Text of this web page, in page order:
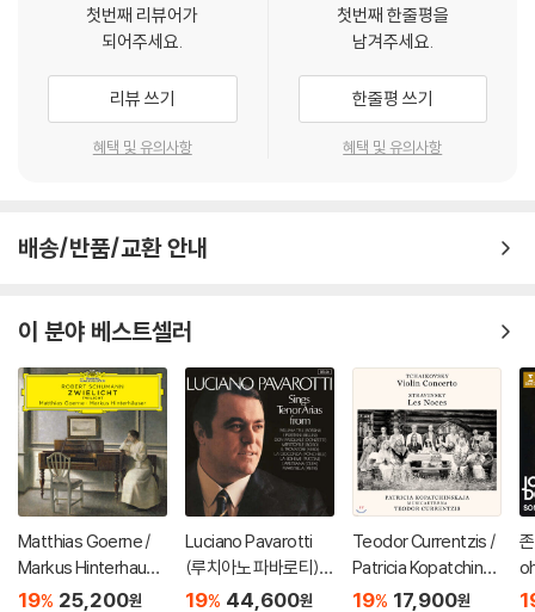
Lambert Colson
첫번째 리뷰어가
되어주세요.
리뷰 쓰기
혜택 및 유의사항
첫번째 한줄평을
남겨주세요.
한줄평 쓰기
혜택 및 유의사항
배송/반품/교환 안내
이 분야 베스트셀러
Matthias Goerne /
Markus Hinterhause
r 슈만: 황혼 (가곡집)
19% 25,200원
Luciano Pavarotti
(루치아노 파바로티) -
이탈리아 오페라 리마
19% 44,600원
Teodor Currentzis /
Patricia Kopatchinsk
aja 차이코프스키: 바이
19% 17,900원